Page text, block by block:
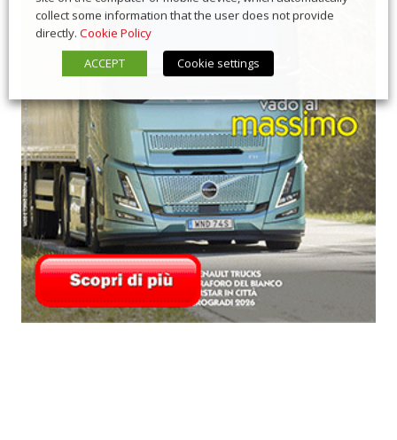
collect some information that the user does not provide
directly. Cookie Policy
ACCEPT
Cookie settings